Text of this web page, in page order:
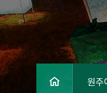
원주